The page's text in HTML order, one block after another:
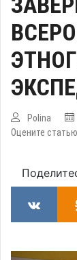
Polina
Оцените статью